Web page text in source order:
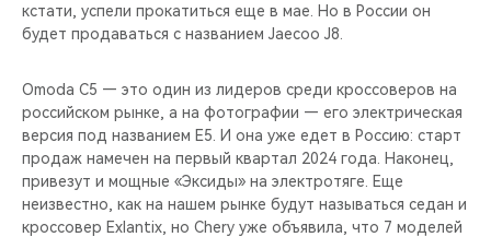
кстати, успели прокатиться еще в мае. Но в России он
будет продаваться с названием Jaecoo J8.
Omoda С5 — это один из лидеров среди кроссоверов на
российском рынке, а на фотографии — его электрическая
версия под названием Е5. И она уже едет в Россию: старт
продаж намечен на первый квартал 2024 года. Наконец,
привезут и мощные «Эксиды» на электротяге. Еще
неизвестно, как на нашем рынке будут называться седан и
кроссовер Exlantix, но Chery уже объявила, что 7 моделей